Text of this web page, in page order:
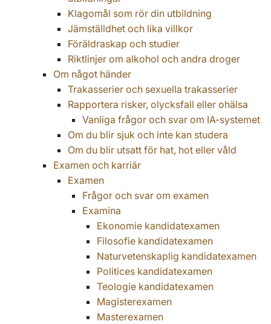
Klagomål som rör din utbildning
Jämställdhet och lika villkor
Föräldraskap och studier
Riktlinjer om alkohol och andra droger
Om något händer
Trakasserier och sexuella trakasserier
Rapportera risker, olycksfall eller ohälsa
Vanliga frågor och svar om IA-systemet
Om du blir sjuk och inte kan studera
Om du blir utsatt för hat, hot eller våld
Examen och karriär
Examen
Frågor och svar om examen
Examina
Ekonomie kandidatexamen
Filosofie kandidatexamen
Naturvetenskaplig kandidatexamen
Politices kandidatexamen
Teologie kandidatexamen
Magisterexamen
Masterexamen